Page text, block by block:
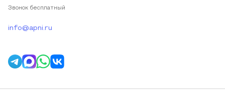
Звонок бесплатный
info@apni.ru